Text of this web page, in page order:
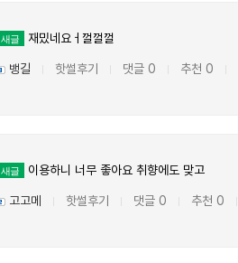
새글 재밌네요ㅓ껄껄껄
뱅길 핫썰후기 댓글 0 추천 0
새글 이용하니 너무 좋아요 취향에도 맞고
고고메 핫썰후기 댓글 0 추천 0